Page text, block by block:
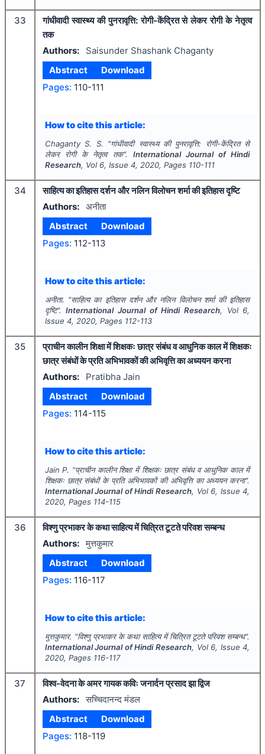
33
गांधीवादी स्वास्थ्य की पुनरावृत्ति: रोगी-केंद्रित से लेकर रोगी के नेतृत्व
तक
Authors:
Saisunder Shashank Chaganty
Abstract
Download
Pages: 110-111
How to cite this article:
Chaganty S. S. "गांधीवादी स्वास्थ्य की पुनरावृत्ति: रोगी-केंद्रित से
लेकर रोगी के नेतृत्व तक". International Journal of Hindi
Research, Vol 6, Issue 4, 2020, Pages 110-111
34
साहित्य का इतिहास दर्शन और नलिन विलोचन शर्मा की इतिहास दृष्टि
Authors: अनीता
Abstract
Download
Pages: 112-113
How to cite this article:
अनीता. "साहित्य का इतिहास दर्शन और नलिन विलोचन शर्मा की इतिहास
दृष्टि".International Journal of Hindi Research, Vol 6,
Issue 4, 2020, Pages 112-113
35
प्राचीन कालीन शिक्षा में शिक्षकः छात्र संबंध व आधुनिक काल में शिक्षकः
छात्र संबंधों के प्रति अभिभावकों की अभिवृत्ति का अध्ययन करना
Authors:
Pratibha Jain
Abstract
Download
Pages: 114-115
How to cite this article:
Jain P. "प्राचीन कालीन शिक्षा में शिक्षकः छात्र संबंध व आधुनिक काल में
शिक्षकः छात्र संबंधों के प्रति अभिभावकों की अभिवृत्ति का अध्ययन करना".
International Journal of Hindi Research, Vol 6, Issue4,
2020, Pages 114-115
36
विश्णु प्रभाकर के कथा साहित्य में चित्रित टूटते परिवश सम्बन्ध
Authors: मुत्तकुमार
Abstract
Download
Pages: 116-117
How to cite this article:
मुत्तकुमार. "विश्णु प्रभाकर के कथा साहित्य में चित्रित टूटते परिवश सम्बन्ध".
International Journal of Hindi Research, Vol 6, Issue4,
2020, Pages 116-117
37
विश्व-वेदना के अमर गायक कविः जनार्दन प्रसाद झा द्विज
Authors: सच्चिदानन्द मंडल
Abstract
Download
Pages: 118-119